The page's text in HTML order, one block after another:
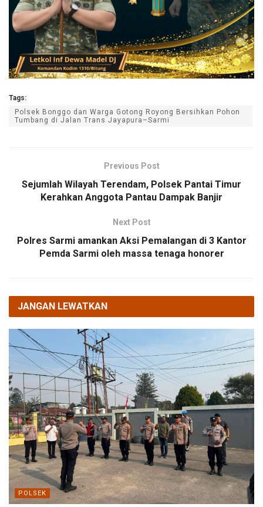
Tags:
Polsek Bonggo dan Warga Gotong Royong Bersihkan Pohon
Tumbang di Jalan Trans Jayapura–Sarmi
Previous Post
Sejumlah Wilayah Terendam, Polsek Pantai Timur
Kerahkan Anggota Pantau Dampak Banjir
Next Post
Polres Sarmi amankan Aksi Pemalangan di 3 Kantor
Pemda Sarmi oleh massa tenaga honorer
JANGAN LEWATKAN
POLSEK